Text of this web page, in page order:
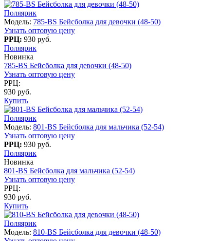
Поляярик
Модель: 785-BS Бейсболка для девочки (48-50)
Узнать оптовую цену
РРЦ: 930 руб.
Поляярик
Новинка
785-BS Бейсболка для девочки (48-50)
Узнать оптовую цену
РРЦ:
930 руб.
Купить
Поляярик
Модель: 801-BS Бейсболка для мальчика (52-54)
Узнать оптовую цену
РРЦ: 930 руб.
Поляярик
Новинка
801-BS Бейсболка для мальчика (52-54)
Узнать оптовую цену
РРЦ:
930 руб.
Купить
Поляярик
Модель: 810-BS Бейсболка для девочки (48-50)